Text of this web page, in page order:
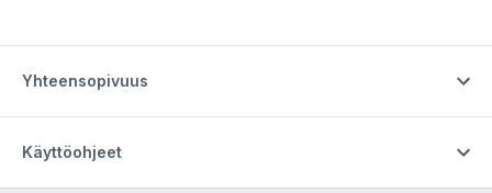
Yhteensopivuus
Käyttöohjeet